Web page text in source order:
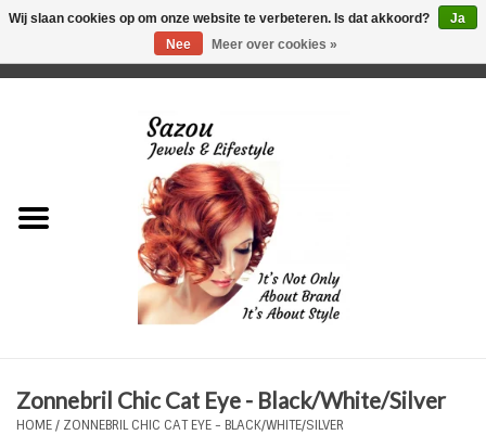
Just for Him
Plus Size Sieraden
Zonnebril Chic Cat Eye - Black/White/Silver
HOME/ ZONNEBRIL CHIC CAT EYE - BLACK/WHITE/SILVER
Wij slaan cookies op om onze website te verbeteren. Is dat akkoord?
Ja
Nee
Meer over cookies »